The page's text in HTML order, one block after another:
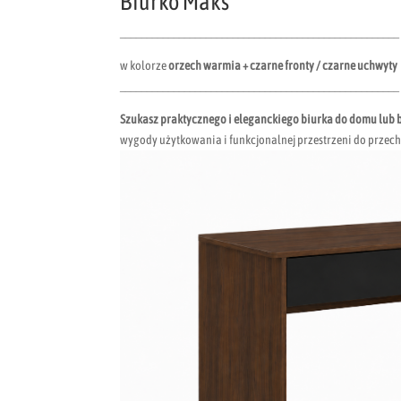
w kolorzeorzech warmia + czarne fronty / czarne uchwyty
Szukasz praktycznego i eleganckiego biurka do domu lub
wygody użytkowania i funkcjonalnej przestrzeni do